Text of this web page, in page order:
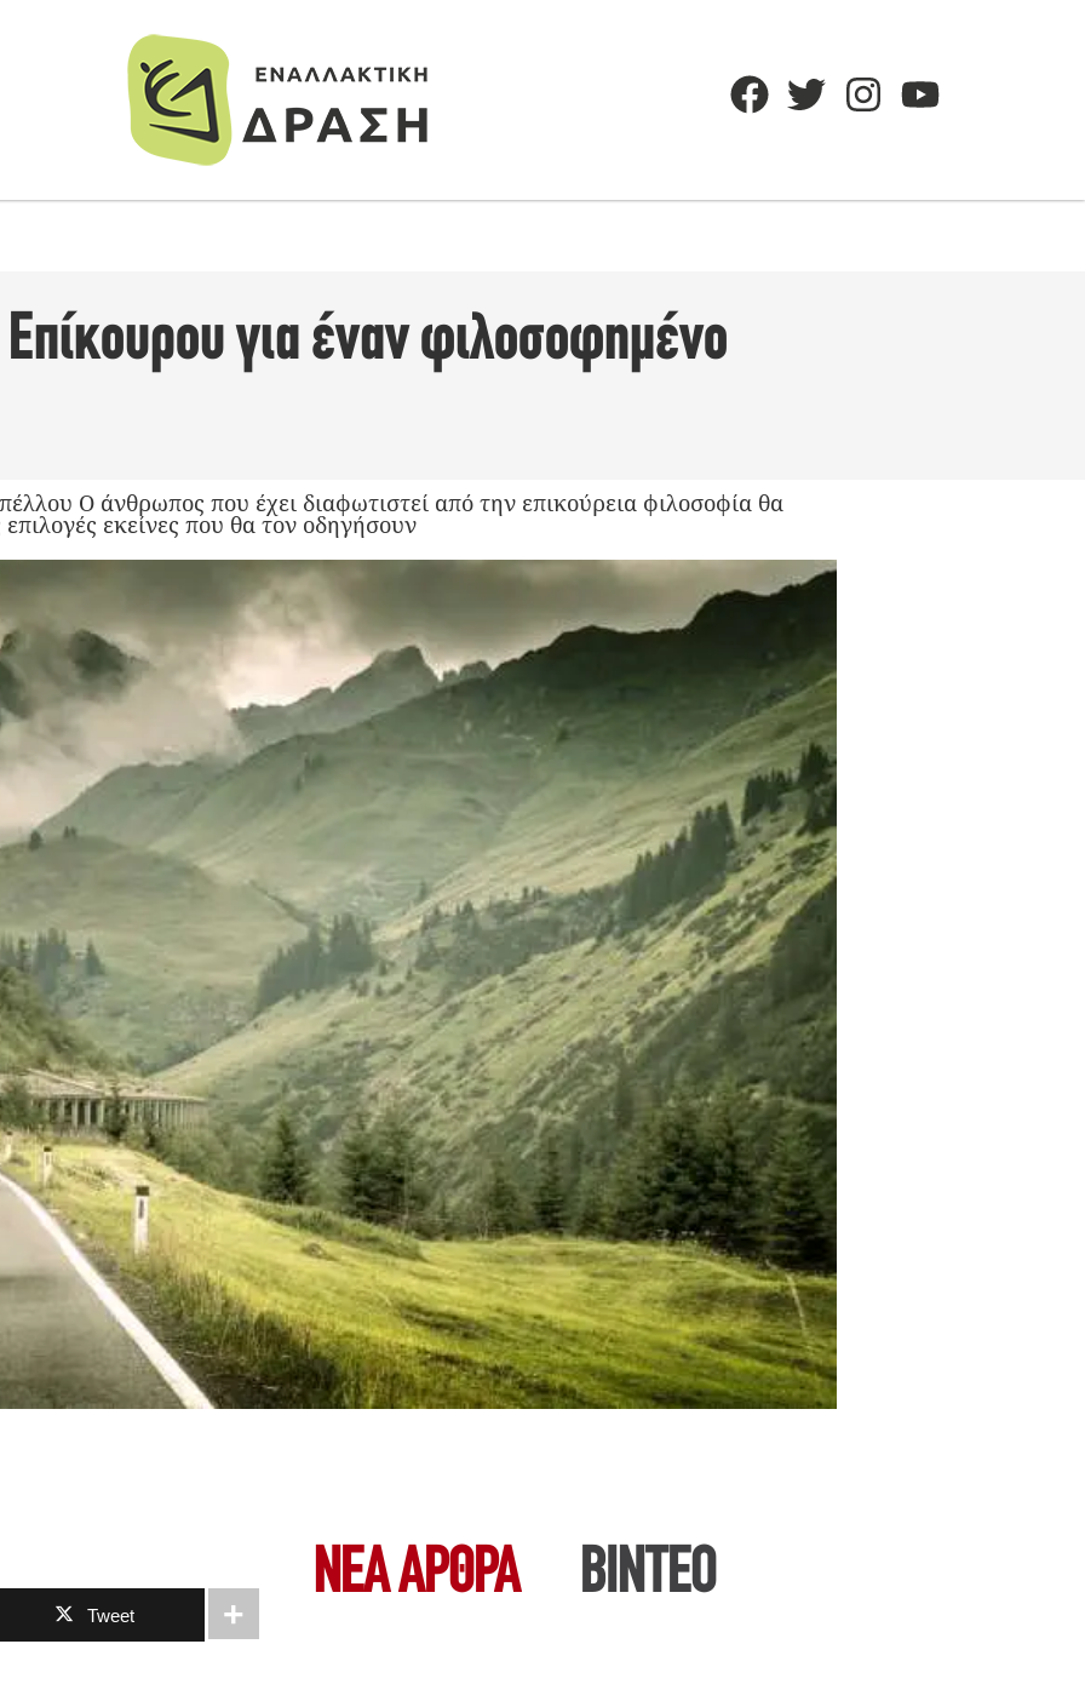
Επίκουρου για έναν φιλοσοφημένο
Ο άνθρωπος που έχει διαφωτιστεί από την επικούρεια φιλοσοφία θα
επιλογές εκείνες που θα τον οδηγήσουν
Tweet
ΝΕΑ ΆΡΘΡΑ ΒΙΝΤΕΟ